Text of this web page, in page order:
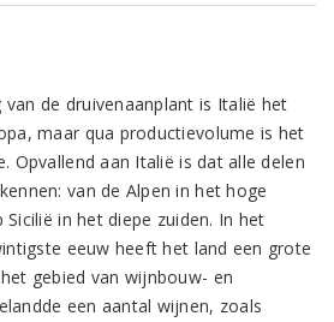
de druivenaanplant is Italië het
maar qua productievolume is het
Opvallend aan Italië is dat alle delen
van de Alpen in het hoge
in het diepe zuiden. In het
eeuw heeft het land een grote
gebied van wijnbouw- en
een aantal wijnen, zoals